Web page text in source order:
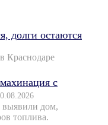
долги остаются
Краснодаре
с
выявили дом,
топлива.